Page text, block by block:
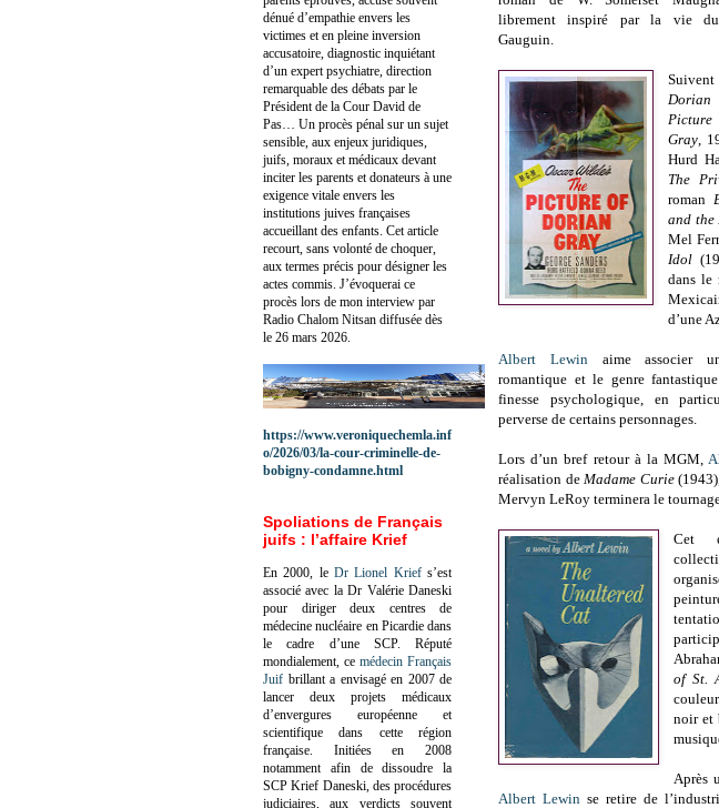
librement inspiré par la vie
Gauguin.
Suivent
Gray,
Hurd
The
roman
and the
Mel
Idol
dans le
d’une
Albert Lewinaime associer
romantique et le genre
finesse psychologique, en
perverse de certains personnages.
Lors d’un bref retour à la MGM,
réalisation deMadame Curie
Mervyn LeRoy terminera le
Cet
of St.
noir et
Après
Albert Lewin se retire de
dénué d’empathie envers les
victimes et en pleine inversion
accusatoire, diagnostic inquiétant
d’un expert psychiatre, direction
remarquable des débats par le
Président de la Cour David de
Pas… Un procès pénal sur un sujet
sensible, aux enjeux juridiques,
juifs, moraux et médicaux devant
inciter les parents et donateurs à une
exigence vitale envers les
institutions juives françaises
accueillant des enfants. Cet article
recourt, sans volonté de choquer,
aux termes précis pour désigner les
actes commis. J’évoquerai ce
procès lors de mon interview par
Radio Chalom Nitsan diffusée dès
le 26 mars 2026.
https://www.veroniquechemla.inf
o/2026/03/la-cour-criminelle-de-
bobigny-condamne.html
Spoliations de Français
juifs : l’affaire Krief
En 2000, le Dr Lionel Kriefs’est
associé avec la Dr Valérie Daneski
pour diriger deux centres de
médecine nucléaire en Picardie dans
le cadre d’une SCP. Réputé
mondialement, ce médecin Français
Juif brillant a envisagé en 2007 de
lancer deux projets médicaux
d’envergures européenne et
scientifique dans cette région
française. Initiées en 2008
notamment afin de dissoudre la
SCP Krief Daneski, des procédures
judiciaires, aux verdicts souvent